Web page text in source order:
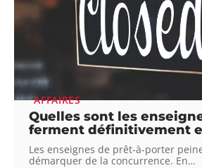
AFFAIRES
Quelles sont les
ferment définitivement
Les enseignes de prêt-à-porter
démarquer de la concurrence. En…